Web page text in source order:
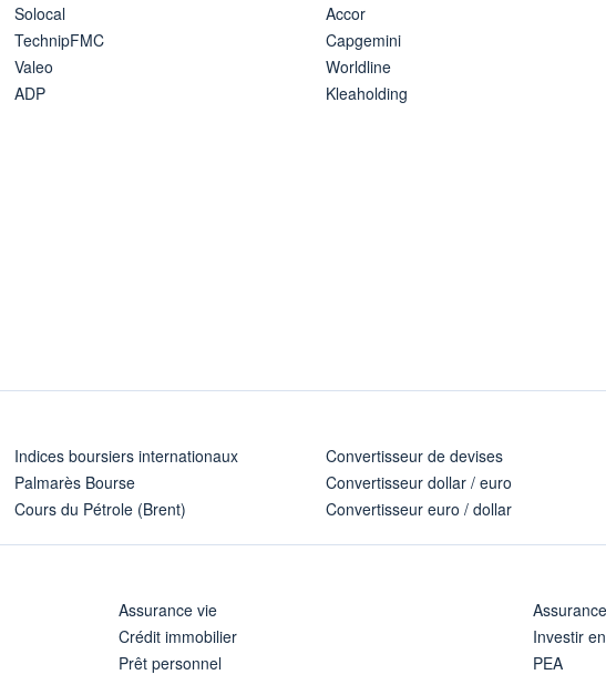
Solocal
TechnipFMC
Valeo
ADP
Accor
Capgemini
Worldline
Kleaholding
Indices boursiers internationaux
Palmarès Bourse
Cours du Pétrole (Brent)
Convertisseur de devises
Convertisseur dollar / euro
Convertisseur euro / dollar
Assurance vie
Crédit immobilier
Prêt personnel
Investir
PEA